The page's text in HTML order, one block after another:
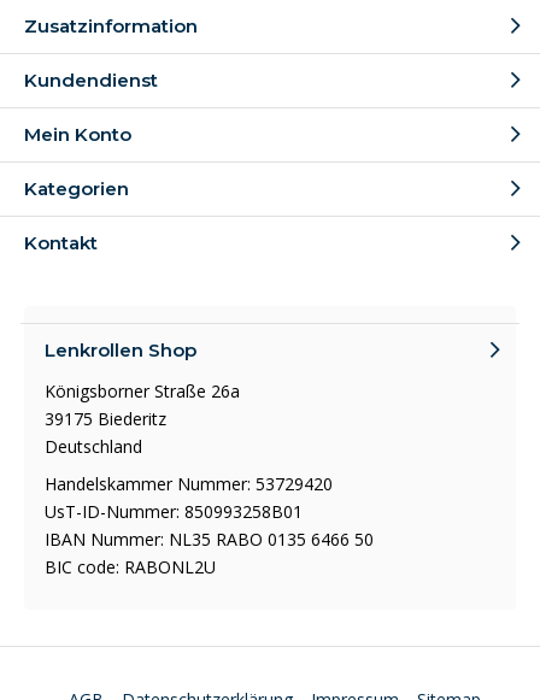
Zusatzinformation
Kundendienst
Mein Konto
Kategorien
Kontakt
Lenkrollen Shop
Königsborner Straße 26a
39175 Biederitz
Deutschland
Handelskammer Nummer: 53729420
UsT-ID-Nummer: 850993258B01
IBAN Nummer: NL35 RABO 0135 6466 50
BIC code: RABONL2U